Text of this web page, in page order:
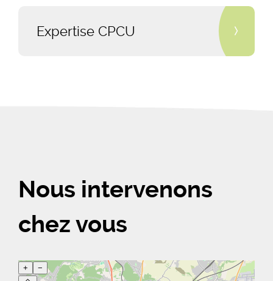
Expertise CPCU
Nous intervenons
chez vous
+ −